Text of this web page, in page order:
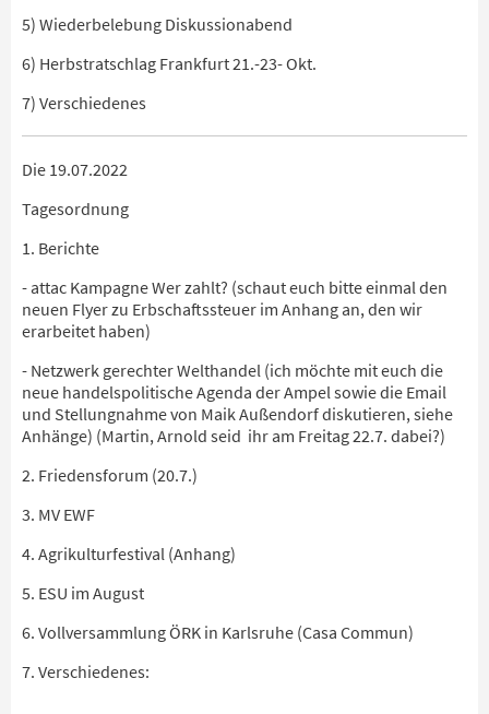
5) Wiederbelebung Diskussionabend
6) Herbstratschlag Frankfurt 21.-23- Okt.
7) Verschiedenes
Die 19.07.2022
Tagesordnung
1. Berichte
- attac Kampagne Wer zahlt? (schaut euch bitte einmal den
neuen Flyer zu Erbschaftssteuer im Anhang an, den wir
erarbeitet haben)
- Netzwerk gerechter Welthandel (ich möchte mit euch die
neue handelspolitische Agenda der Ampel sowie die Email
und Stellungnahme von Maik Außendorf diskutieren, siehe
Anhänge) (Martin, Arnold seid ihr am Freitag 22.7. dabei?)
2. Friedensforum (20.7.)
3. MV EWF
4. Agrikulturfestival (Anhang)
5. ESU im August
6. Vollversammlung ÖRK in Karlsruhe (Casa Commun)
7. Verschiedenes: